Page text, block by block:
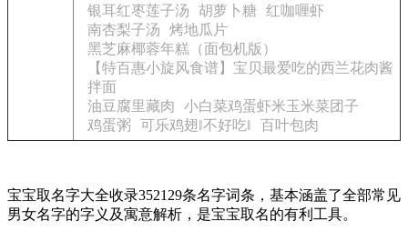
银耳红枣莲子汤
胡萝卜糖 红咖喱虾
南杏梨子汤
烤地瓜片
黑芝麻椰蓉年糕（面包机版）
【特百惠小旋风食谱】宝贝最爱吃的西兰花肉酱
拌面
油豆腐里藏肉
小白菜鸡蛋虾米玉米菜团子
鸡蛋粥
可乐鸡翅‖不好吃‖ 百叶包肉
宝宝取名字大全收录352129条名字词条，基本涵盖了全部常见
男女名字的字义及寓意解析，是宝宝取名的有利工具。